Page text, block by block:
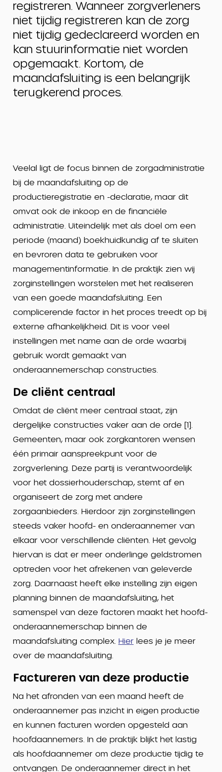
registreren. Wanneer zorgverleners
niet tijdig registreren kan de zorg
niet tijdig gedeclareerd worden en
kan stuurinformatie niet worden
opgemaakt. Kortom, de
maandafsluiting is een belangrijk
terugkerend proces.
Veelal ligt de focus binnen de zorgadministratie
bij de maandafsluiting op de
productieregistratie en -declaratie, maar dit
omvat ook de inkoop en de financiële
administratie. Uiteindelijk met als doel om een
periode (maand) boekhuidkundig af te sluiten
en bevroren data te gebruiken voor
managementinformatie. In de praktijk zien wij
zorginstellingen worstelen met het realiseren
van een goede maandafsluiting. Een
complicerende factor in het proces treedt op bij
externe afhankelijkheid. Dit is voor veel
instellingen met name aan de orde waarbij
gebruik wordt gemaakt van
onderaannemerschap constructies.
De cliënt centraal
Omdat de cliënt meer centraal staat, zijn
dergelijke constructies vaker aan de orde [1].
Gemeenten, maar ook zorgkantoren wensen
één primair aanspreekpunt voor de
zorgverlening. Deze partij is verantwoordelijk
voor het dossierhouderschap, stemt af en
organiseert de zorg met andere
zorgaanbieders. Hierdoor zijn zorginstellingen
steeds vaker hoofd- en onderaannemer van
elkaar voor verschillende cliënten. Het gevolg
hiervan is dat er meer onderlinge geldstromen
optreden voor het afrekenen van geleverde
zorg. Daarnaast heeft elke instelling zijn eigen
planning binnen de maandafsluiting, het
samenspel van deze factoren maakt het hoofd-
onderaannemerschap binnen de
maandafsluiting complex. Hierlees je je meer
over de maandafsluiting.
Factureren van deze productie
Na het afronden van een maand heeft de
onderaannemer pas inzicht in eigen productie
en kunnen facturen worden opgesteld aan
hoofdaannemers. In de praktijk blijkt het lastig
als hoofdaannemer om deze productie tijdig te
ontvangen. De onderaannemer direct in het